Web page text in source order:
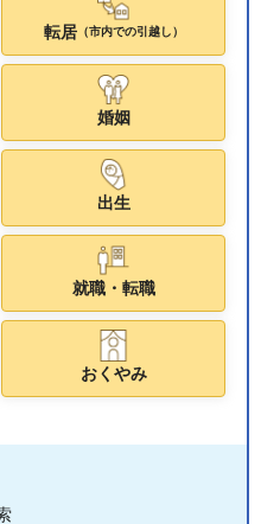
転居（市内での引越し）
婚姻
出生
就職・転職
おくやみ